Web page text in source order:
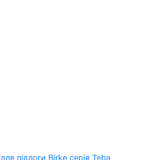
підлоги Birke серія Teba